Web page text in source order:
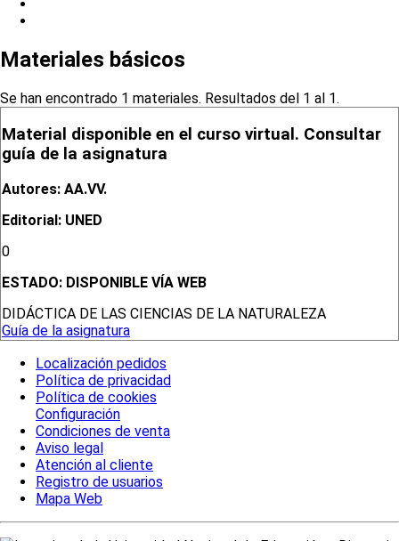
Materiales básicos
Se han encontrado 1 materiales. Resultados del 1 al 1.
Material disponible en el curso virtual. Consultar
guía de la asignatura
Autores: AA.VV.
Editorial: UNED
0
ESTADO: DISPONIBLE VÍA WEB
DIDÁCTICA DE LAS CIENCIAS DE LA NATURALEZA
Guía de la asignatura
Localización pedidos
Política de privacidad
Política de cookies
Configuración
Condiciones de venta
Aviso legal
Atención al cliente
Registro de usuarios
Mapa Web